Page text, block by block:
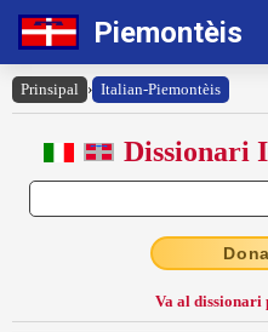
Piemontèis
Prinsipal › Italian-Piemontèis
Dissionari
Va al dissionari